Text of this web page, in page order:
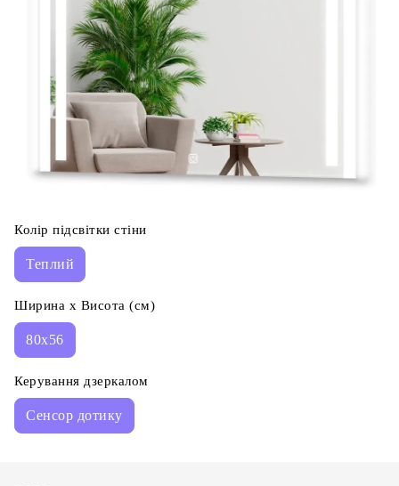
Колір підсвітки стіни
Теплий
Ширина х Висота (см)
80x56
Керування дзеркалом
Сенсор дотику